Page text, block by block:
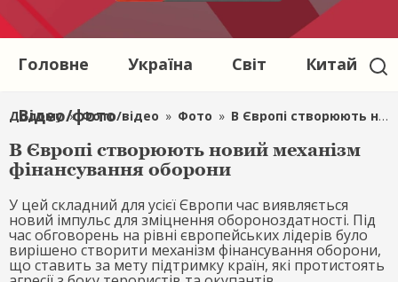
Головне Україна Світ Китай
Відео/фото
Додому » Фото/відео » Фото » В Європі створюють новий механізм фінансування оборони
В Європі створюють новий механізм
фінансування оборони
У цей складний для усієї Європи час виявляється
новий імпульс для зміцнення обороноздатності. Під
час обговорень на рівні європейських лідерів було
вирішено створити механізм фінансування оборони,
що ставить за мету підтримку країн, які протистоять